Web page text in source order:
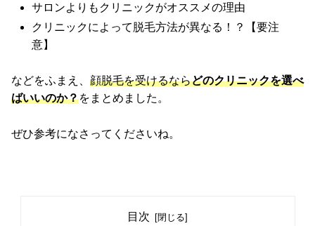
サロンよりもクリニックがオススメの理由
クリニックによって脱毛方法が異なる！？【要注
意】
などをふまえ、 顔脱毛を受けるならどのクリニックを選べ
ばいいのか？をまとめました。
ぜひ参考になさってくださいね。
目次